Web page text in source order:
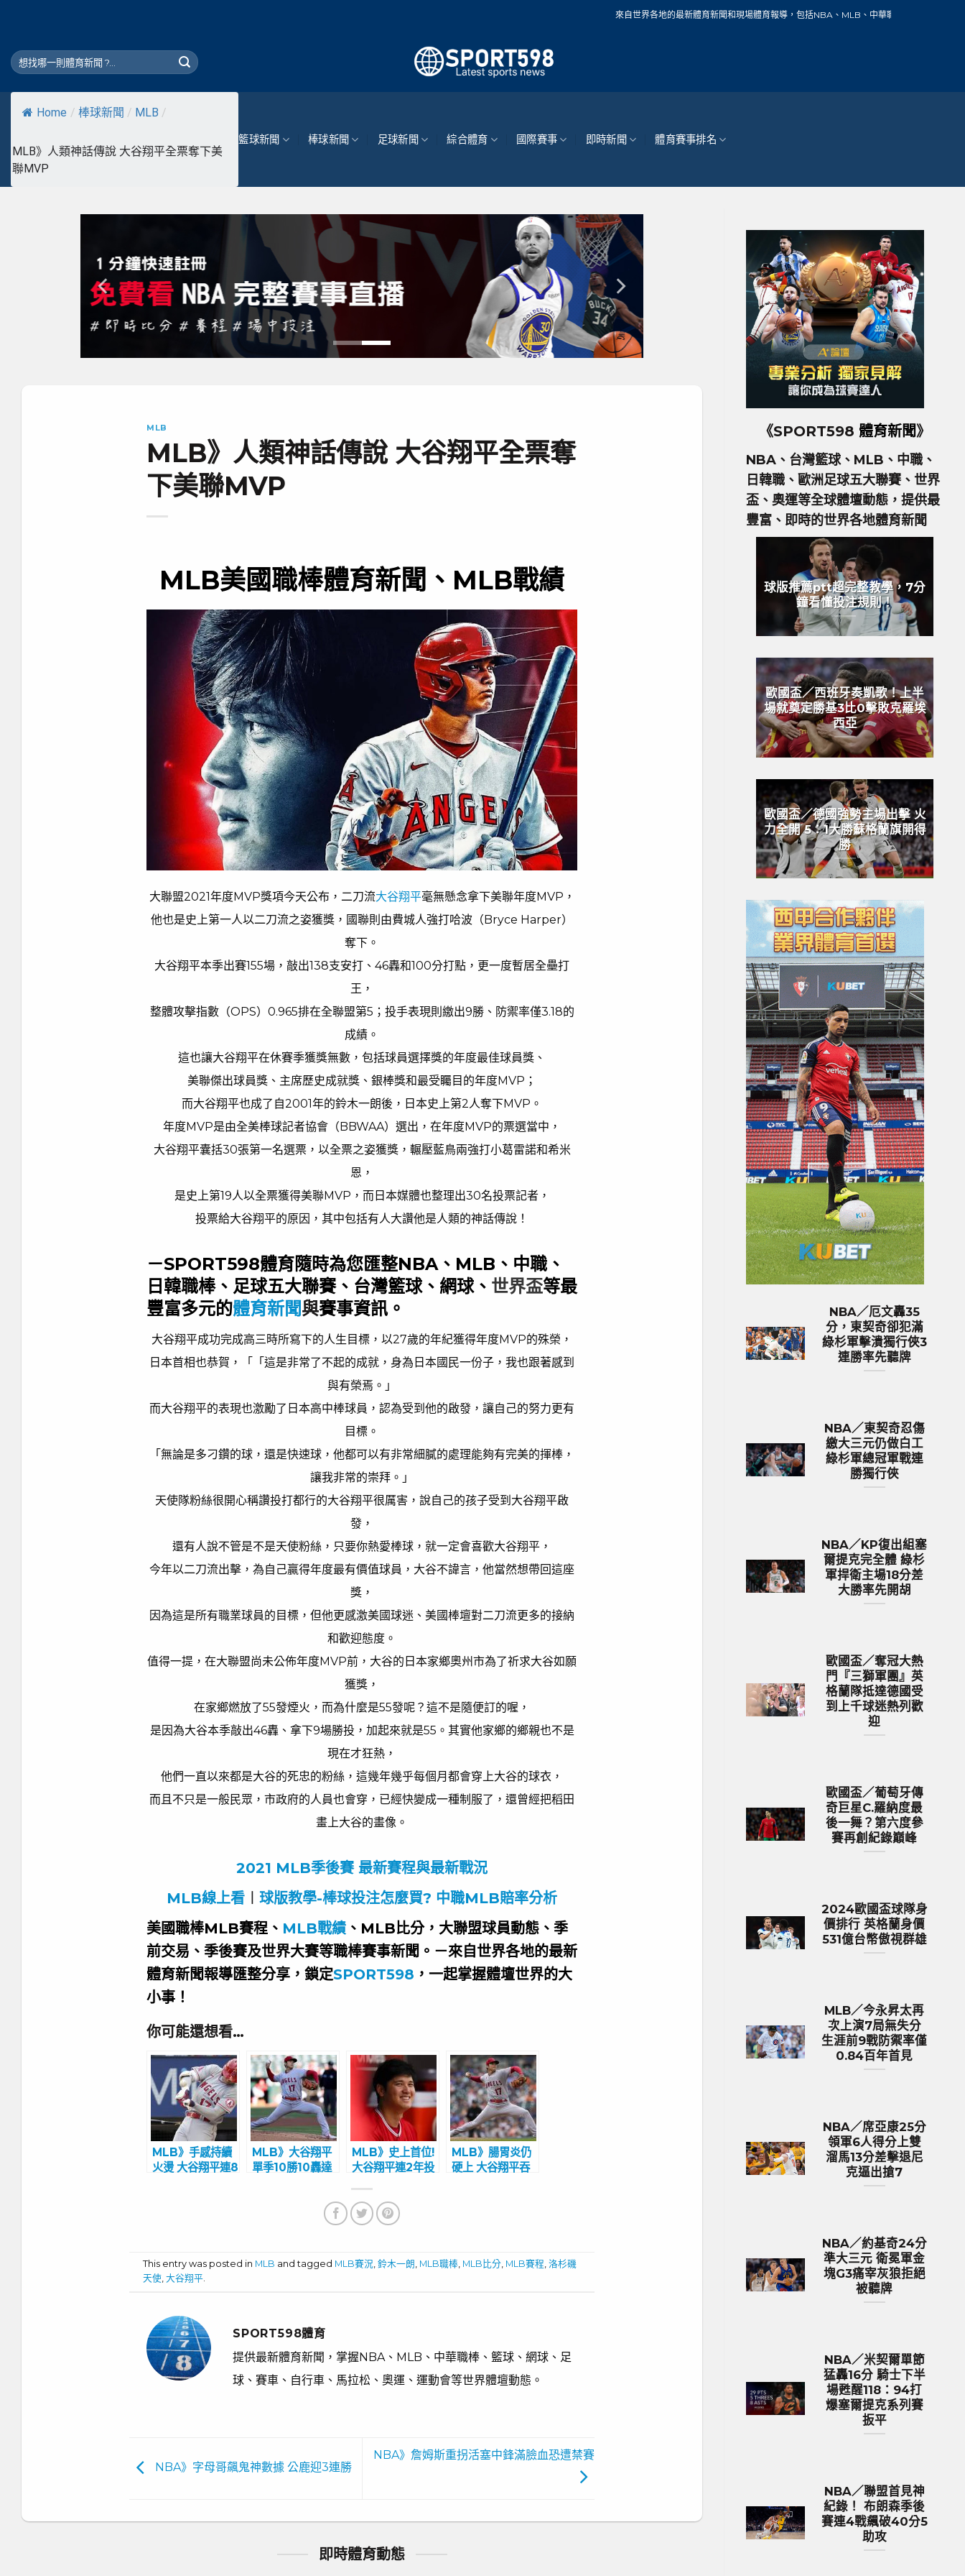
來自世界各地的最新體育新聞和現場體育報導，包括NBA、MLB、中華職棒、籃球、網球、足球、賽車、
Home / 棒球新聞 / MLB /
MLB》人類神話傳說 大谷翔平全票奪下美
聯MVP
籃球新聞 棒球新聞 足球新聞 綜合體育 國際賽事 即時新聞 體育賽事排名
MLB
MLB》人類神話傳說 大谷翔平全票奪
下美聯MVP
MLB美國職棒體育新聞、MLB戰績
大聯盟2021年度MVP獎項今天公布，二刀流大谷翔平毫無懸念拿下美聯年度MVP，
他也是史上第一人以二刀流之姿獲獎，國聯則由費城人強打哈波（Bryce Harper）
奪下。
大谷翔平本季出賽155場，敲出138支安打、46轟和100分打點，更一度暫居全壘打
王，
整體攻擊指數（OPS）0.965排在全聯盟第5；投手表現則繳出9勝、防禦率僅3.18的
成績。
這也讓大谷翔平在休賽季獲獎無數，包括球員選擇獎的年度最佳球員獎、
美聯傑出球員獎、主席歷史成就獎、銀棒獎和最受矚目的年度MVP；
而大谷翔平也成了自2001年的鈴木一朗後，日本史上第2人奪下MVP。
年度MVP是由全美棒球記者協會（BBWAA）選出，在年度MVP的票選當中，
大谷翔平囊括30張第一名選票，以全票之姿獲獎，輾壓藍鳥兩強打小葛雷諾和希米
恩，
是史上第19人以全票獲得美聯MVP，而日本媒體也整理出30名投票記者，
投票給大谷翔平的原因，其中包括有人大讚他是人類的神話傳說！
－SPORT598體育隨時為您匯整NBA、MLB、中職、
日韓職棒、足球五大聯賽、台灣籃球、網球、 世界盃等最
豐富多元的體育新聞與賽事資訊。
大谷翔平成功完成高三時所寫下的人生目標，以27歲的年紀獲得年度MVP的殊榮，
日本首相也恭賀，「「這是非常了不起的成就，身為日本國民一份子，我也跟著感到
與有榮焉。」
而大谷翔平的表現也激勵了日本高中棒球員，認為受到他的啟發，讓自己的努力更有
目標。
「無論是多刁鑽的球，還是快速球，他都可以有非常細膩的處理能夠有完美的揮棒，
讓我非常的崇拜。」
天使隊粉絲很開心稱讚投打都行的大谷翔平很厲害，說自己的孩子受到大谷翔平啟
發，
還有人說不管是不是天使粉絲，只要你熱愛棒球，就一定會喜歡大谷翔平，
今年以二刀流出擊，為自己贏得年度最有價值球員，大谷不諱言，他當然想帶回這座
獎，
因為這是所有職業球員的目標，但他更感激美國球迷、美國棒壇對二刀流更多的接納
和歡迎態度。
值得一提，在大聯盟尚未公佈年度MVP前，大谷的日本家鄉奧州市為了祈求大谷如願
獲獎，
在家鄉燃放了55發煙火，而為什麼是55發呢？這不是隨便訂的喔，
是因為大谷本季敲出46轟、拿下9場勝投，加起來就是55。其實他家鄉的鄉親也不是
現在才狂熱，
他們一直以來都是大谷的死忠的粉絲，這幾年幾乎每個月都會穿上大谷的球衣，
而且不只是一般民眾，市政府的人員也會穿，已經快變成一種制服了，還曾經把稻田
畫上大谷的畫像。
2021 MLB季後賽 最新賽程與最新戰況
MLB線上看
球版教學-棒球投注怎麼買? 中職MLB賠率分析
美國職棒MLB賽程、 MLB戰績 、MLB比分，大聯盟球員動態、季
前交易、季後賽及世界大賽等職棒賽事新聞。－來自世界各地的最新
體育新聞報導匯整分享，鎖定SPORT598 ，一起掌握體壇世界的大
小事！
你可能還想看…
MLB》手感持續
火燙 大谷翔平連8
MLB》大谷翔平
單季10勝10轟達
MLB》史上首位!
大谷翔平連2年投
MLB》腸胃炎仍
硬上 大谷翔平吞
This entry was posted in MLB and tagged MLB賽況,鈴木一朗 , MLB職棒, MLB比分, MLB賽程,洛杉磯
天使,大谷翔平.
SPORT598體育
提供最新體育新聞，掌握NBA、MLB、中華職棒、籃球、網球、足
球、賽車、自行車、馬拉松、奧運、運動會等世界體壇動態。
NBA》字母哥飆鬼神數據 公鹿迎3連勝
NBA》詹姆斯重拐活塞中鋒滿臉血恐遭禁賽
即時體育動態
《SPORT598 體育新聞》
NBA、台灣籃球、MLB、中職、
日韓職、歐洲足球五大聯賽、世界
盃、奧運等全球體壇動態，提供最
豐富、即時的世界各地體育新聞
球版推薦ptt超完整教學，7分
鐘看懂投注規則！
歐國盃／西班牙奏凱歌！上半
場就奠定勝基3比0擊敗克羅埃
西亞
歐國盃／德國強勢主場出擊 火
力全開 5：1大勝蘇格蘭旗開得
勝
NBA／厄文轟35
分，東契奇卻犯滿
綠杉軍擊潰獨行俠3
連勝率先聽牌
NBA／東契奇忍傷
繳大三元仍做白工
綠杉軍總冠軍戰連
勝獨行俠
NBA／KP復出組塞
爾提克完全體 綠杉
軍捍衛主場18分差
大勝率先開胡
歐國盃／奪冠大熱
門『三獅軍團』英
格蘭隊抵達德國受
到上千球迷熱列歡
迎
歐國盃／葡萄牙傳
奇巨星C.羅納度最
後一舞？第六度參
賽再創紀錄巔峰
2024歐國盃球隊身
價排行 英格蘭身價
531億台幣傲視群雄
MLB／今永昇太再
次上演7局無失分
生涯前9戰防禦率僅
0.84百年首見
NBA／席亞康25分
領軍6人得分上雙
溜馬13分差擊退尼
克逼出搶7
NBA／約基奇24分
準大三元 衛冕軍金
塊G3痛宰灰狼拒絕
被聽牌
NBA／米契爾單節
猛轟16分 騎士下半
場甦醒118：94打
爆塞爾提克系列賽
扳平
NBA／聯盟首見神
紀錄！ 布朗森季後
賽連4戰飆破40分5
助攻